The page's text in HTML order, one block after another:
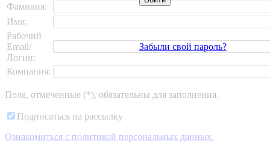
Забыли свой пароль?
Фамилия:
Имя:
Рабочий
Email/
Логин:
Компания:
Поля, отмеченные (*), обязательны для заполнения.
Подписаться на рассылку
Ознакомиться c политикой персональных данных.